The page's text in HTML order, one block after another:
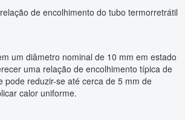
de encolhimento do tubo termorretrátil
um diâmetro nominal de 10 mm em estado
uma relação de encolhimento típica de
pode reduzir-se até cerca de 5 mm de
calor uniforme.